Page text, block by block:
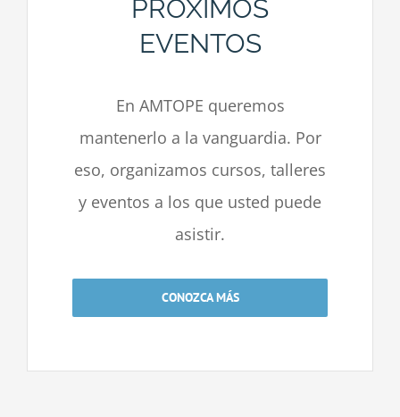
PRÓXIMOS
EVENTOS
En AMTOPE queremos
mantenerlo a la vanguardia. Por
eso, organizamos cursos, talleres
y eventos a los que usted puede
asistir.
CONOZCA MÁS